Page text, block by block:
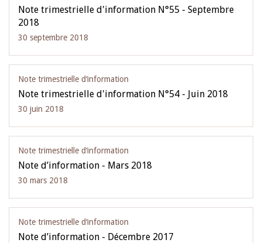
Note trimestrielle d'information N°55 - Septembre
2018
30 septembre 2018
Note trimestrielle d‘information
Note trimestrielle d'information N°54 - Juin 2018
30 juin 2018
Note trimestrielle d‘information
Note d’information - Mars 2018
30 mars 2018
Note trimestrielle d‘information
Note d’information - Décembre 2017